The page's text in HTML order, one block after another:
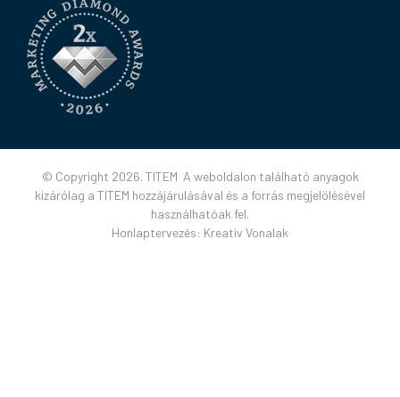
© Copyright 2026. TITEM A weboldalon található anyagok
kizárólag a TITEM hozzájárulásával és a forrás megjelölésével
használhatóak fel.
Honlaptervezés: Kreatív Vonalak